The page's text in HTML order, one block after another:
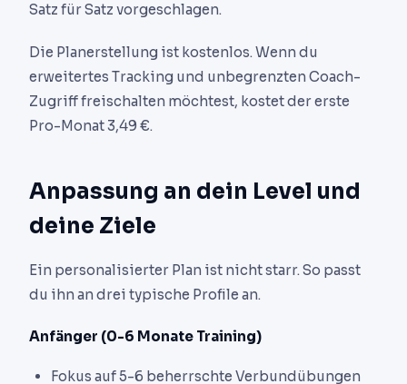
Satz für Satz vorgeschlagen.
Die Planerstellung ist kostenlos. Wenn du
erweitertes Tracking und unbegrenzten Coach-
Zugriff freischalten möchtest, kostet der erste
Pro-Monat 3,49 €.
Anpassung an dein Level und
deine Ziele
Ein personalisierter Plan ist nicht starr. So passt
du ihn an drei typische Profile an.
Anfänger (0-6 Monate Training)
Fokus auf 5-6 beherrschte Verbundübungen